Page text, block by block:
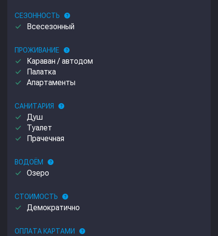
СЕЗОННОСТЬ help
done Всесезонный
ПРОЖИВАНИЕ help
done Караван / автодом
done Палатка
done Апартаменты
САНИТАРИЯ help
done Душ
done Туалет
done Прачечная
ВОДОЁМ help
done Озеро
СТОИМОСТЬ help
done Демократично
ОПЛАТА КАРТАМИ help